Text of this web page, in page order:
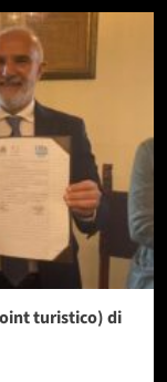
turistico) di